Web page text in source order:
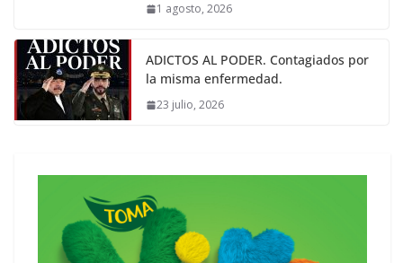
1 agosto, 2026
ADICTOS AL PODER. Contagiados por
la misma enfermedad.
23 julio, 2026